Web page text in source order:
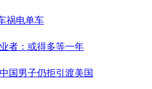
祸电单车
者：或得多等一年
国男子仍拒引渡美国